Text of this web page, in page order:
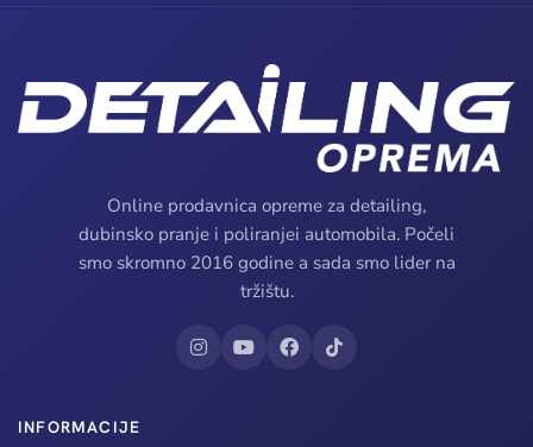
Online prodavnica opreme za detailing,
dubinsko pranje i poliranjei automobila. Počeli
smo skromno 2016 godine a sada smo lider na
tržištu.
INFORMACIJE